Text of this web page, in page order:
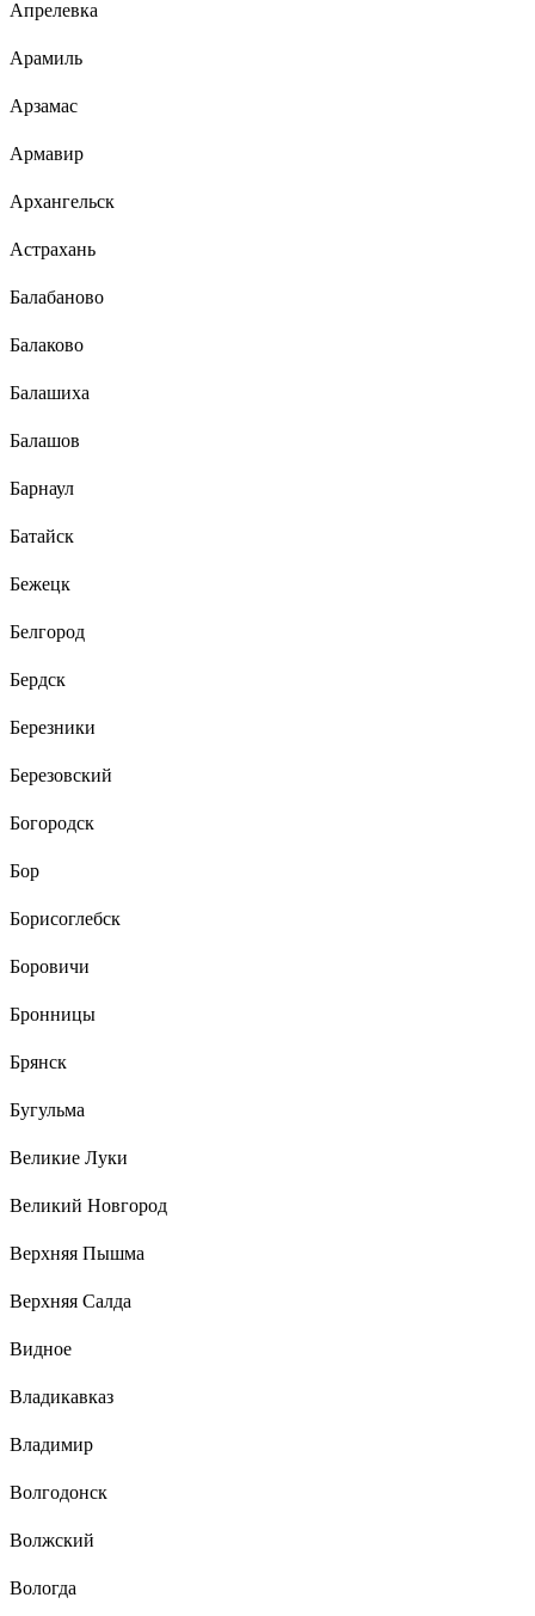
Апрелевка
Арамиль
Арзамас
Армавир
Архангельск
Астрахань
Балабаново
Балаково
Балашиха
Балашов
Барнаул
Батайск
Бежецк
Белгород
Бердск
Березники
Березовский
Богородск
Бор
Борисоглебск
Боровичи
Бронницы
Брянск
Бугульма
Великие Луки
Великий Новгород
Верхняя Пышма
Верхняя Салда
Видное
Владикавказ
Владимир
Волгодонск
Волжский
Вологда